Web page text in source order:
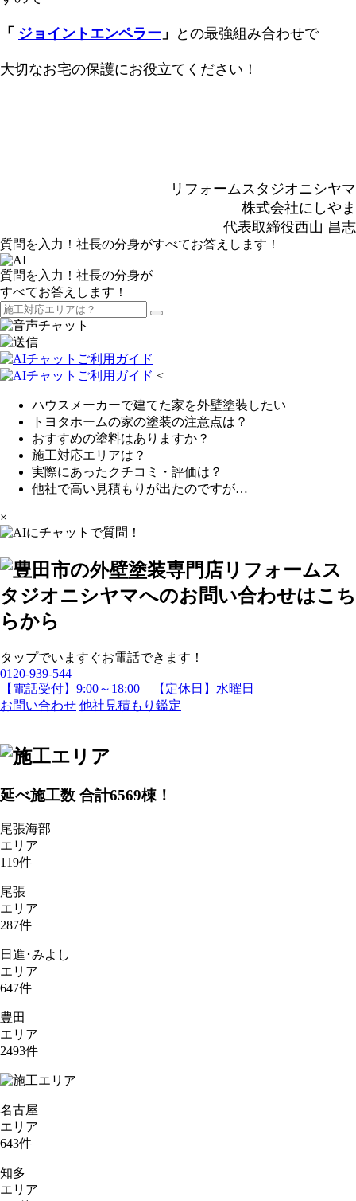
「 ジョイントエンペラー 」 との最強組み合わせで
大切なお宅の保護にお役立てください！
リフォームスタジオニシヤマ
株式会社にしやま
代表取締役西山 昌志
質問を入力！社長の分身がすべてお答えします！
質問を入力！社長の分身が
すべてお答えします！
<
ハウスメーカーで建てた家を外壁塗装したい
トヨタホームの家の塗装の注意点は？
おすすめの塗料はありますか？
施工対応エリアは？
実際にあったクチコミ・評価は？
他社で高い見積もりが出たのですが…
×
タップでいますぐお電話できます！
0120-939-544
【電話受付】9:00～18:00 【定休日】水曜日
お問い合わせ 他社見積もり鑑定
延べ施工数 合計6569棟！
尾張海部
エリア
119件
尾張
エリア
287件
日進･みよし
エリア
647件
豊田
エリア
2493件
名古屋
エリア
643件
知多
エリア